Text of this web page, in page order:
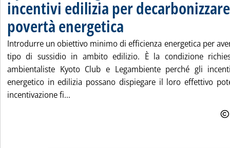
incentivi edilizia per
povertà energetica
Introdurre un obiettivo minimo di efficienza energetica per
tipo di sussidio in ambito edilizio. È la condizione
ambientaliste Kyoto Club e Legambiente perché gli
energetico in edilizia possano dispiegare il loro effettivo
incentivazione fi...